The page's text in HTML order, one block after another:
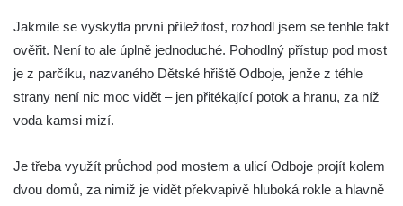
Vodopád v Pískové (Písečné) rokli u
Hřenska
Vodopády Dubiny
Boru
Moravanský vodopád
Jakmile se vyskytla první příležitost, rozhodl jsem se tenhle fakt
ověřit. Není to ale úplně jednoduché. Pohodlný přístup pod most
je z parčíku, nazvaného Dětské hřiště Odboje, jenže z téhle
strany není nic moc vidět – jen přitékající potok a hranu, za níž
voda kamsi mizí.
Je třeba využít průchod pod mostem a ulicí Odboje projít kolem
dvou domů, za nimiž je vidět překvapivě hluboká rokle a hlavně